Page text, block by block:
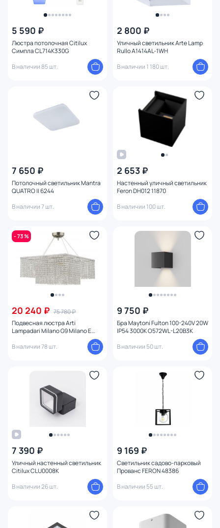
5 590 ₽
Люстра потолочная Citilux
Симпла CL714K330G
В наличии 85 шт.
2 800 ₽
Уличный светильник Arte Lamp
Rullo A1414AL-1WH
В наличии 1 180 шт.
7 650 ₽
Потолочный светильник Mantra
QUATRO II 6244
В наличии 7 шт.
2 653 ₽
Настенный уличный светильник
Feron DH012 11870
В наличии 100 шт.
- 73 %
20 240 ₽ 75 780 ₽
Подвесная люстра Arti
Lampadari Milano G9 Milano E
В наличии 78 шт.
9 750 ₽
Бра Maytoni Fulton 100-240V 20W
IP54 3000K O572WL-L20B3K
В наличии 50 шт.
7 390 ₽
Уличный настенный светильник
Citilux CLU0008K
В наличии 26 шт.
9 169 ₽
Светильник садово-парковый
Прованс FERON 48386
В наличии 55 шт.